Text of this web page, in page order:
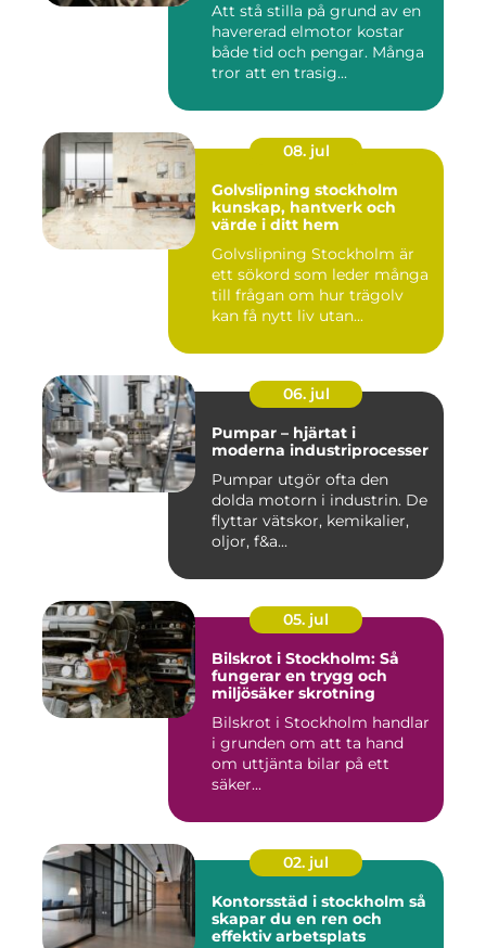
Att stå stilla på grund av en
havererad elmotor kostar
både tid och pengar. Många
tror att en trasig...
08. jul
Golvslipning stockholm
kunskap, hantverk och
värde i ditt hem
Golvslipning Stockholm är
ett sökord som leder många
till frågan om hur trägolv
kan få nytt liv utan...
06. jul
Pumpar – hjärtat i
moderna industriprocesser
Pumpar utgör ofta den
dolda motorn i industrin. De
flyttar vätskor, kemikalier,
oljor, f&a...
05. jul
Bilskrot i Stockholm: Så
fungerar en trygg och
miljösäker skrotning
Bilskrot i Stockholm handlar
i grunden om att ta hand
om uttjänta bilar på ett
säker...
02. jul
Kontorsstäd i stockholm så
skapar du en ren och
effektiv arbetsplats